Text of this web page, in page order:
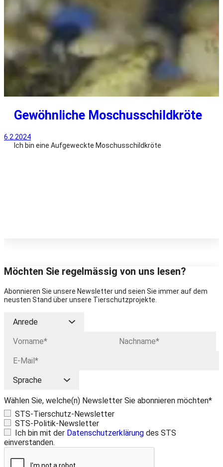
Gewöhnliche Moschusschildkröte
6.2.2024
Ich bin eine Aufgeweckte Moschusschildkröte
Möchten Sie regelmässig von uns lesen?
Abonnieren Sie unsere Newsletter und seien Sie immer auf dem
neusten Stand über unsere Tierschutzprojekte.
Wählen Sie, welche(n) Newsletter Sie abonnieren möchten*
STS-Tierschutz-Newsletter
STS-Politik-Newsletter
Ich bin mit der Datenschutzerklärung des STS
einverstanden.